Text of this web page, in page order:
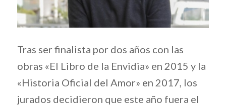
Tras ser finalista por dos años con las
obras «El Libro de la Envidia» en 2015 y la
«Historia Oficial del Amor» en 2017, los
jurados decidieron que este año fuera el